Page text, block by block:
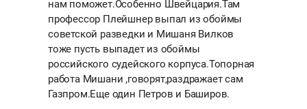
нам поможет.Особенно Швейцария.Там
профессор Плейшнер выпал из обоймы
советской разведки и Мишаня Вилков
тоже пусть выпадет из обоймы
российского судейского корпуса.Топорная
работа Мишани ,говорят,раздражает сам
Газпром.Еще один Петров и Баширов.